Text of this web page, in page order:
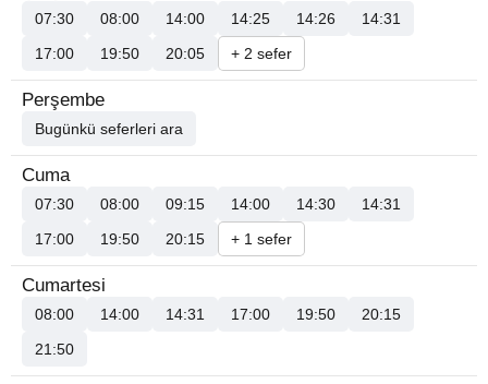
07:30 08:00 14:00 14:25 14:26
14:31
17:00
19:50 20:05 + 2 sefer
Perşembe
Bugünkü seferleri ara
Cuma
07:30 08:00 09:15 14:00 14:30
14:31
17:00
19:50 20:15 + 1 sefer
Cumartesi
08:00 14:00 14:31 17:00 19:50
20:15
21:50